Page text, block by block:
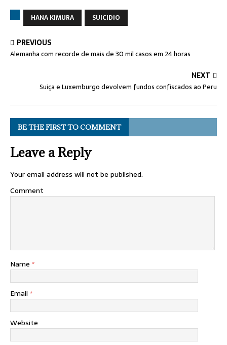
HANA KIMURA SUICIDIO
PREVIOUS
Alemanha com recorde de mais de 30 mil casos em 24 horas
NEXT
Suiça e Luxemburgo devolvem fundos confiscados ao Peru
BE THE FIRST TO COMMENT
Leave a Reply
Your email address will not be published.
Comment
Name *
Email *
Website